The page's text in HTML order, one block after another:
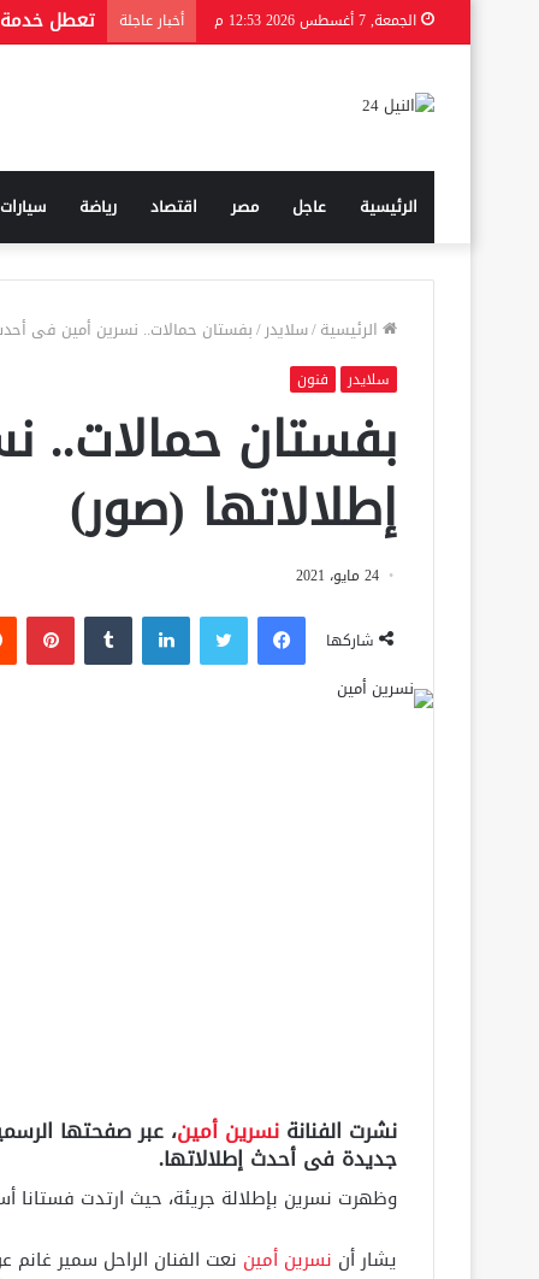
الجمعة, 7 أغسطس 2026 12:53 م أخبار عاجلة
الرئيسية عاجل مصر اقتصاد رياضة سيارات
الرئيسية/سلايدر/بفستان حمالات.. نسرين أمين فى
سلايدر فنون
بفستان حمالات..
إطلالاتها (صور)
24 مايو، 2021
شاركها
فيسبوك لينكدإن بينتيريست
نشرت الفنانة نسرين أمين، عبر صفحتها
جديدة فى أحدث إطلالاتها.
وظهرت نسرين بإطلالة جريئة، حيث ارتدت فستانا
يشار أن نسرين أمين نعت الفنان الراحل سمير